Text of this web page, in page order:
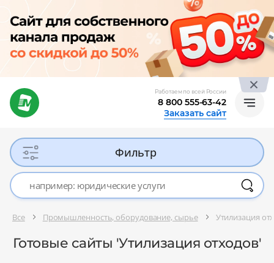
Работаем по всей России
8 800 555-63-42
Заказать сайт
Фильтр
Все Промышленность, оборудование, сырье Утилизация
Готовые сайты 'Утилизация отходов'